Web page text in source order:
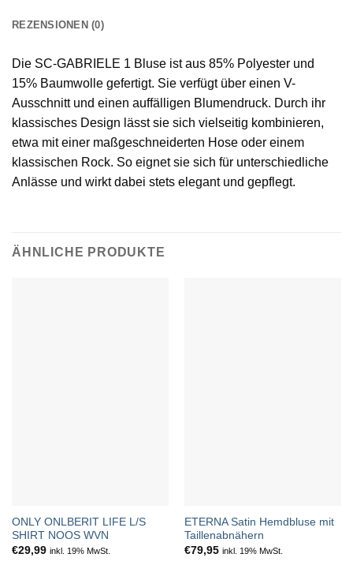
REZENSIONEN (0)
Die SC-GABRIELE 1 Bluse ist aus 85% Polyester und
15% Baumwolle gefertigt. Sie verfügt über einen V-
Ausschnitt und einen auffälligen Blumendruck. Durch ihr
klassisches Design lässt sie sich vielseitig kombinieren,
etwa mit einer maßgeschneiderten Hose oder einem
klassischen Rock. So eignet sie sich für unterschiedliche
Anlässe und wirkt dabei stets elegant und gepflegt.
ÄHNLICHE PRODUKTE
ONLY ONLBERIT LIFE L/S
SHIRT NOOS WVN
€29,99 inkl. 19% MwSt.
ETERNA Satin Hemdbluse mit
Taillenabnähern
€79,95 inkl. 19% MwSt.